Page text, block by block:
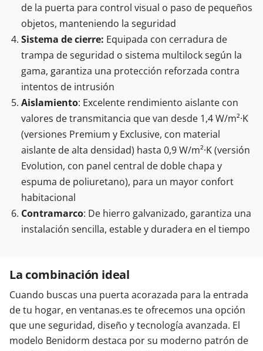
de la puerta para control visual o paso de pequeños
objetos, manteniendo la seguridad
Sistema de cierre: Equipada con cerradura de
trampa de seguridad o sistema multilock según la
gama, garantiza una protección reforzada contra
intentos de intrusión
Aislamiento: Excelente rendimiento aislante con
valores de transmitancia que van desde 1,4 W/m²·K
(versiones Premium y Exclusive, con material
aislante de alta densidad) hasta 0,9 W/m²·K (versión
Evolution, con panel central de doble chapa y
espuma de poliuretano), para un mayor confort
habitacional
Contramarco: De hierro galvanizado, garantiza una
instalación sencilla, estable y duradera en el tiempo
La combinación ideal
Cuando buscas una puerta acorazada para la entrada
de tu hogar, en ventanas.es te ofrecemos una opción
que une seguridad, diseño y tecnología avanzada. El
modelo Benidorm destaca por su moderno patrón de